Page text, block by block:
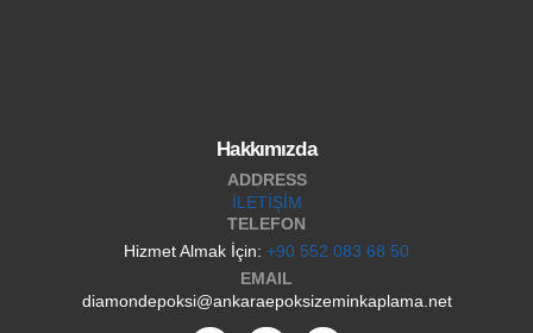
Hakkımızda
ADDRESS
İLETİŞİM
TELEFON
Hizmet Almak İçin: +90 552 083 68 50
EMAIL
diamondepoksi@ankaraepoksizeminkaplama.net